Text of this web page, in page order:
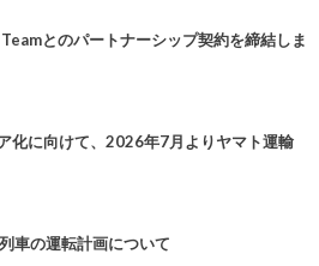
とのパートナーシップ契約を締結しま
化に向けて、2026年7月よりヤマト運輸
車の運転計画について